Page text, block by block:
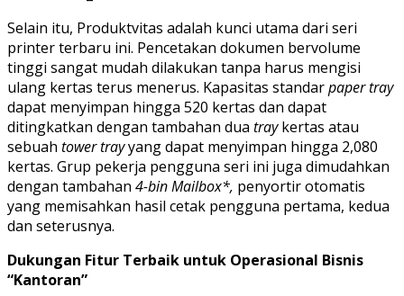
Selain itu, Produktvitas adalah kunci utama dari seri
printer terbaru ini. Pencetakan dokumen bervolume
tinggi sangat mudah dilakukan tanpa harus mengisi
ulang kertas terus menerus. Kapasitas standarpaper tray
dapat menyimpan hingga 520 kertas dan dapat
ditingkatkan dengan tambahan dua traykertas atau
sebuah tower trayyang dapat menyimpan hingga 2,080
kertas. Grup pekerja pengguna seri ini juga dimudahkan
dengan tambahan 4-bin Mailbox*, penyortir otomatis
yang memisahkan hasil cetak pengguna pertama, kedua
dan seterusnya.
Dukungan Fitur Terbaik untuk Operasional Bisnis
“Kantoran”